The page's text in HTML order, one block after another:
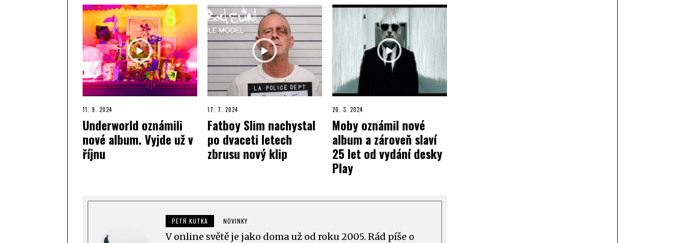
11. 9. 2024
Underworld oznámili
nové album. Vyjde už v
říjnu
17. 7. 2024
Fatboy Slim nachystal
po dvaceti letech
zbrusu nový klip
20. 3. 2024
Moby oznámil nové
album a zároveň slaví
25 let od vydání desky
Play
PETR KUTKA NOVINKY
V online světě je jako doma už od roku 2005. Rád píše o